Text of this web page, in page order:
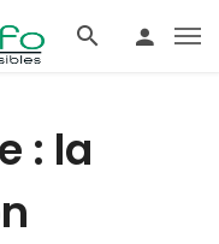
: la